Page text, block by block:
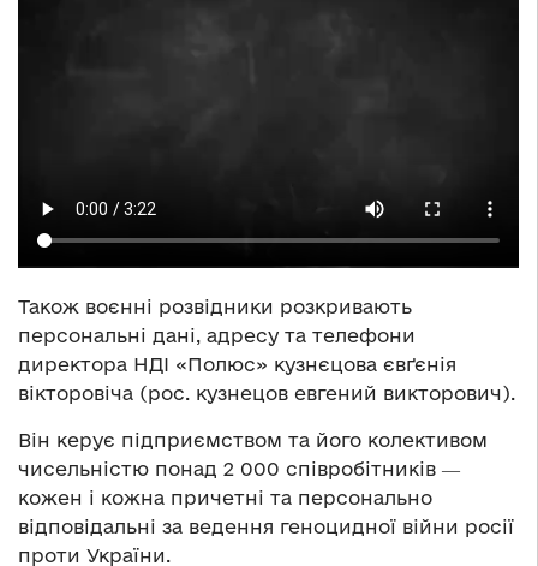
Також воєнні розвідники розкривають
персональні дані, адресу та телефони
директора НДІ «Полюс» кузнєцова євґєнія
вікторовіча (рос. кузнецов евгений викторович).
Він керує підприємством та його колективом
чисельністю понад 2 000 співробітників ―
кожен і кожна причетні та персонально
відповідальні за ведення геноцидної війни росії
проти України.